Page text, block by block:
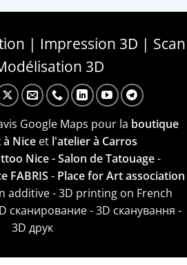
| Impression 3D | Scan
3D
Google Maps pour la boutique
à Nice et l'atelier à Carros
Nice - Salon de Tatouage-
FABRIS - Place for Art association
additive - 3D printing on French
сканирование - 3D сканування -
3D друк